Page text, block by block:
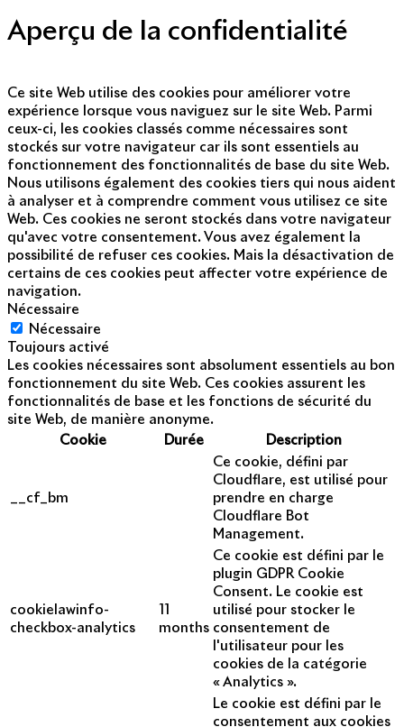
Aperçu de la confidentialité
Ce site Web utilise des cookies pour améliorer votre
expérience lorsque vous naviguez sur le site Web. Parmi
ceux-ci, les cookies classés comme nécessaires sont
stockés sur votre navigateur car ils sont essentiels au
fonctionnement des fonctionnalités de base du site Web.
Nous utilisons également des cookies tiers qui nous aident
à analyser et à comprendre comment vous utilisez ce site
Web. Ces cookies ne seront stockés dans votre navigateur
qu'avec votre consentement. Vous avez également la
possibilité de refuser ces cookies. Mais la désactivation de
certains de ces cookies peut affecter votre expérience de
navigation.
Nécessaire
Nécessaire
Toujours activé
Les cookies nécessaires sont absolument essentiels au bon
fonctionnement du site Web. Ces cookies assurent les
fonctionnalités de base et les fonctions de sécurité du
site Web, de manière anonyme.
Cookie
Durée Description
__cf_bm
Ce cookie, défini par
Cloudflare, est utilisé pour
prendre en charge
Cloudflare Bot
Management.
cookielawinfo-
checkbox-analytics
months
Ce cookie est défini par le
plugin GDPR Cookie
Consent. Le cookie est
utilisé pour stocker le
consentement de
l'utilisateur pour les
cookies de la catégorie
« Analytics ».
Le cookie est défini par le
consentement aux cookies